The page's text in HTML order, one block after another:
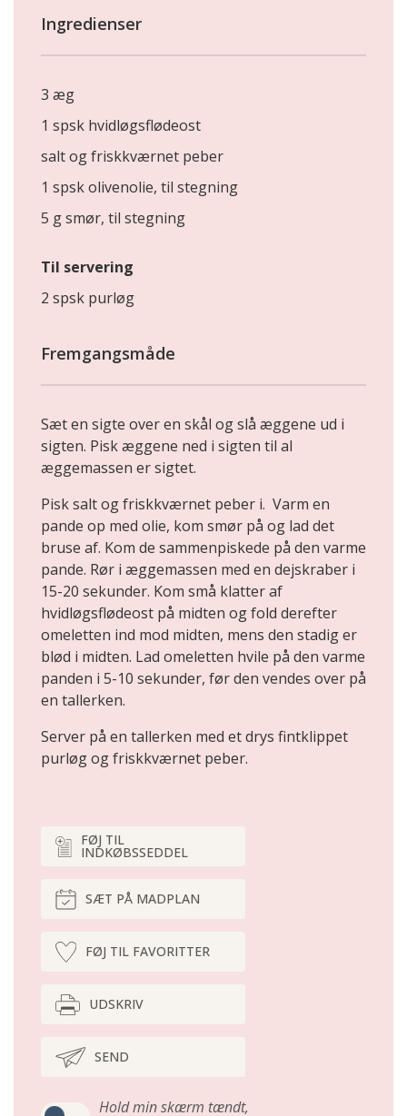
Ingredienser
3 æg
1 spsk hvidløgsflødeost
salt og friskkværnet peber
1 spsk olivenolie, til stegning
5 g smør, til stegning
Til servering
2 spsk purløg
Fremgangsmåde
Sæt en sigte over en skål og slå æggene ud i
sigten. Pisk æggene ned i sigten til al
æggemassen er sigtet.
Pisk salt og friskkværnet peber i. Varm en
pande op med olie, kom smør på og lad det
bruse af. Kom de sammenpiskede på den varme
pande. Rør i æggemassen med en dejskraber i
15-20 sekunder. Kom små klatter af
hvidløgsflødeost på midten og fold derefter
omeletten ind mod midten, mens den stadig er
blød i midten. Lad omeletten hvile på den varme
panden i 5-10 sekunder, før den vendes over på
en tallerken.
Server på en tallerken med et drys fintklippet
purløg og friskkværnet peber.
FØJ TIL
INDKØBSSEDDEL
SÆT PÅ MADPLAN
FØJ TIL FAVORITTER
UDSKRIV
SEND
Hold min skærm tændt,